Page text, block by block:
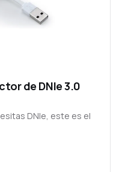
de DNIe 3.0
DNIe, este es el